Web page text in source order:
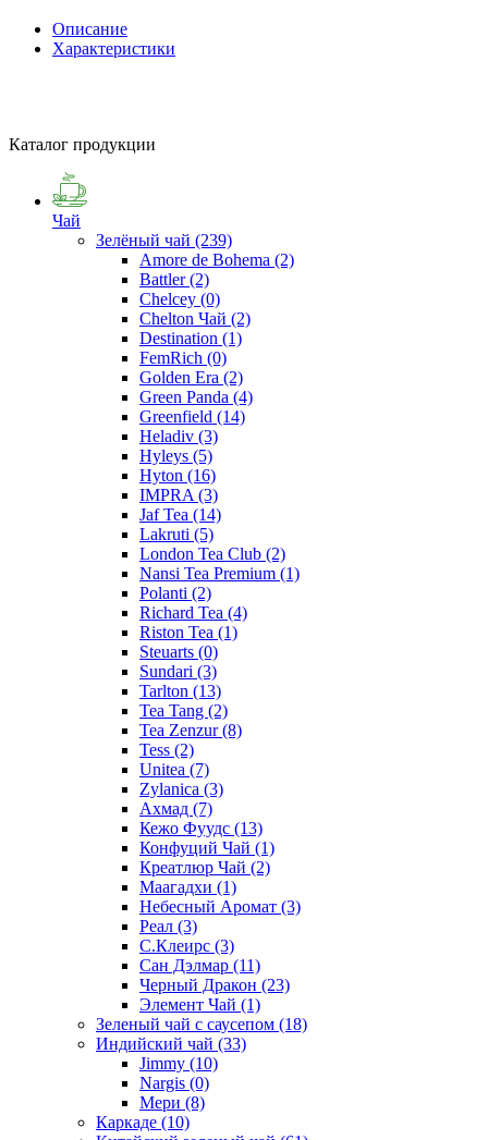
Описание
Характеристики
Каталог продукции
Чай
Зелёный чай (239)
Amore de Bohema (2)
Battler(2)
Chelcey (0)
Chelton Чай (2)
Destination (1)
FemRich (0)
Golden Era (2)
Green Panda (4)
Greenfield (14)
Heladiv (3)
Hyleys (5)
Hyton (16)
IMPRA (3)
Jaf Tea (14)
Lakruti (5)
London Tea Club (2)
Nansi Tea Premium (1)
Polanti (2)
Richard Tea (4)
Riston Tea (1)
Steuarts (0)
Sundari (3)
Tarlton (13)
Tea Tang (2)
Tea Zenzur(8)
Tess (2)
Unitea (7)
Zylanica (3)
Ахмад (7)
Кежо Фуудс (13)
Конфуций Чай (1)
Креатлюр Чай (2)
Маагадхи (1)
Небесный Аромат (3)
Реал (3)
С.Клеирс (3)
Сан Дэлмар (11)
Черный Дракон (23)
Элемент Чай (1)
Зеленый чай с саусепом (18)
Индийский чай (33)
Jimmy (10)
Nargis (0)
Мери (8)
Каркаде (10)